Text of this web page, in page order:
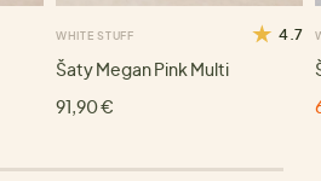
WHITE STUFF 4.7
Šaty Megan Pink Multi
91,90 €